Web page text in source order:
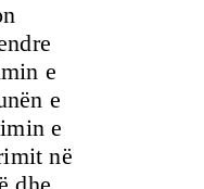
e
e
e
në